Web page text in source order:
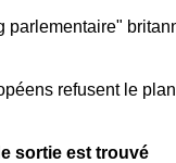
parlementaire"
refusent le
sortie est trouvé